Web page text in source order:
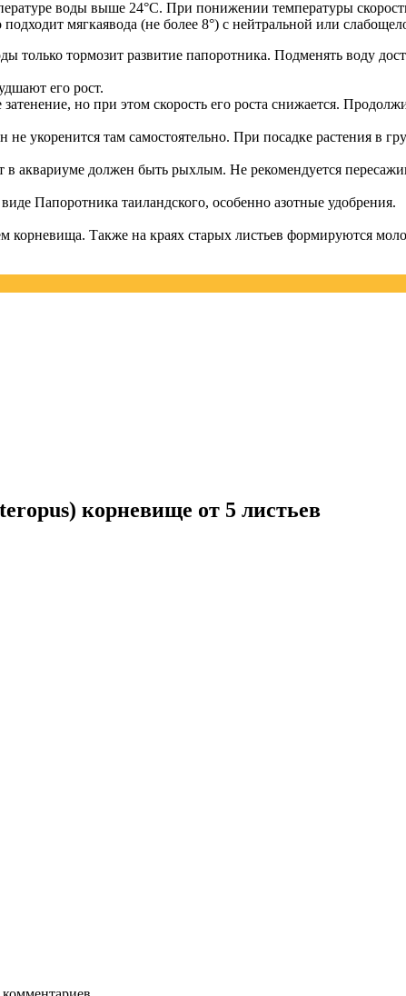
воды выше 24°С. При понижении температуры
мягкаявода (не более 8°) с нейтральной или
тормозит развитие папоротника. Подменять воду
его рост.
но при этом скорость его роста снижается.
укоренится там самостоятельно. При посадке растения в
в аквариуме должен быть рыхлым. Не рекомендуется
Папоротника таиландского, особенно азотные удобрения.
корневища. Также на краях старых листьев формируются
корневище от 5 листьев